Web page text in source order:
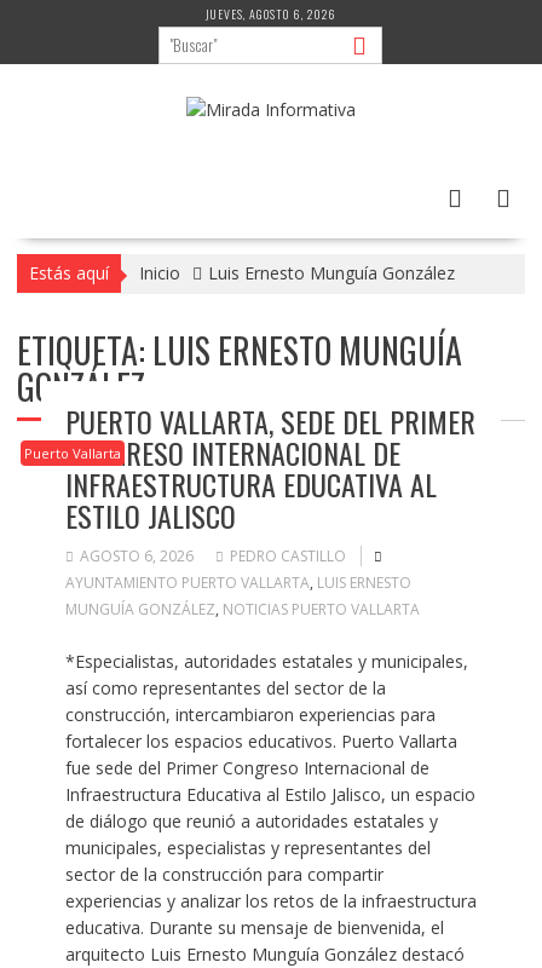
contenido
JUEVES, AGOSTO 6, 2026
Estás aquí Inicio Luis Ernesto Munguía González
ETIQUETA: LUIS ERNESTO MUNGUÍA
GONZÁLEZ
Puerto Vallarta
PUERTO VALLARTA, SEDE DEL PRIMER
CONGRESO INTERNACIONAL DE
INFRAESTRUCTURA EDUCATIVA AL
ESTILO JALISCO
AGOSTO 6, 2026
PEDRO CASTILLO
AYUNTAMIENTO PUERTO VALLARTA, LUIS ERNESTO
MUNGUÍA GONZÁLEZ, NOTICIAS PUERTO VALLARTA
*Especialistas, autoridades estatales y municipales,
así como representantes del sector de la
construcción, intercambiaron experiencias para
fortalecer los espacios educativos. Puerto Vallarta
fue sede del Primer Congreso Internacional de
Infraestructura Educativa al Estilo Jalisco, un espacio
de diálogo que reunió a autoridades estatales y
municipales, especialistas y representantes del
sector de la construcción para compartir
experiencias y analizar los retos de la infraestructura
educativa. Durante su mensaje de bienvenida, el
arquitecto Luis Ernesto Munguía González destacó